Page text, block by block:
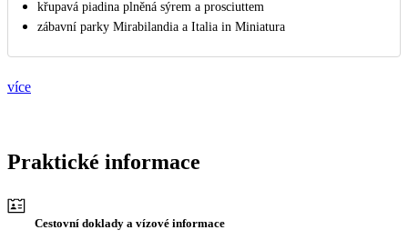
křupavá piadina plněná sýrem a prosciuttem
zábavní parky Mirabilandia a Italia in Miniatura
více
Praktické informace
Cestovní doklady a vízové informace